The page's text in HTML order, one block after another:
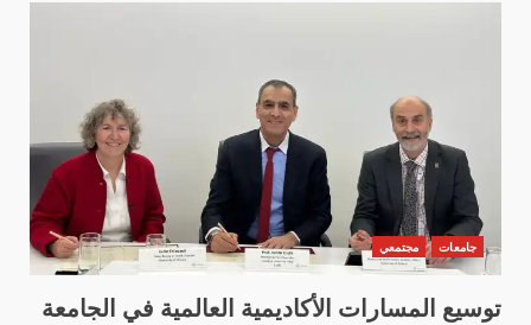
جامعات مجتمعي
توسيع المسارات الأكاديمية العالمية في الجامعة